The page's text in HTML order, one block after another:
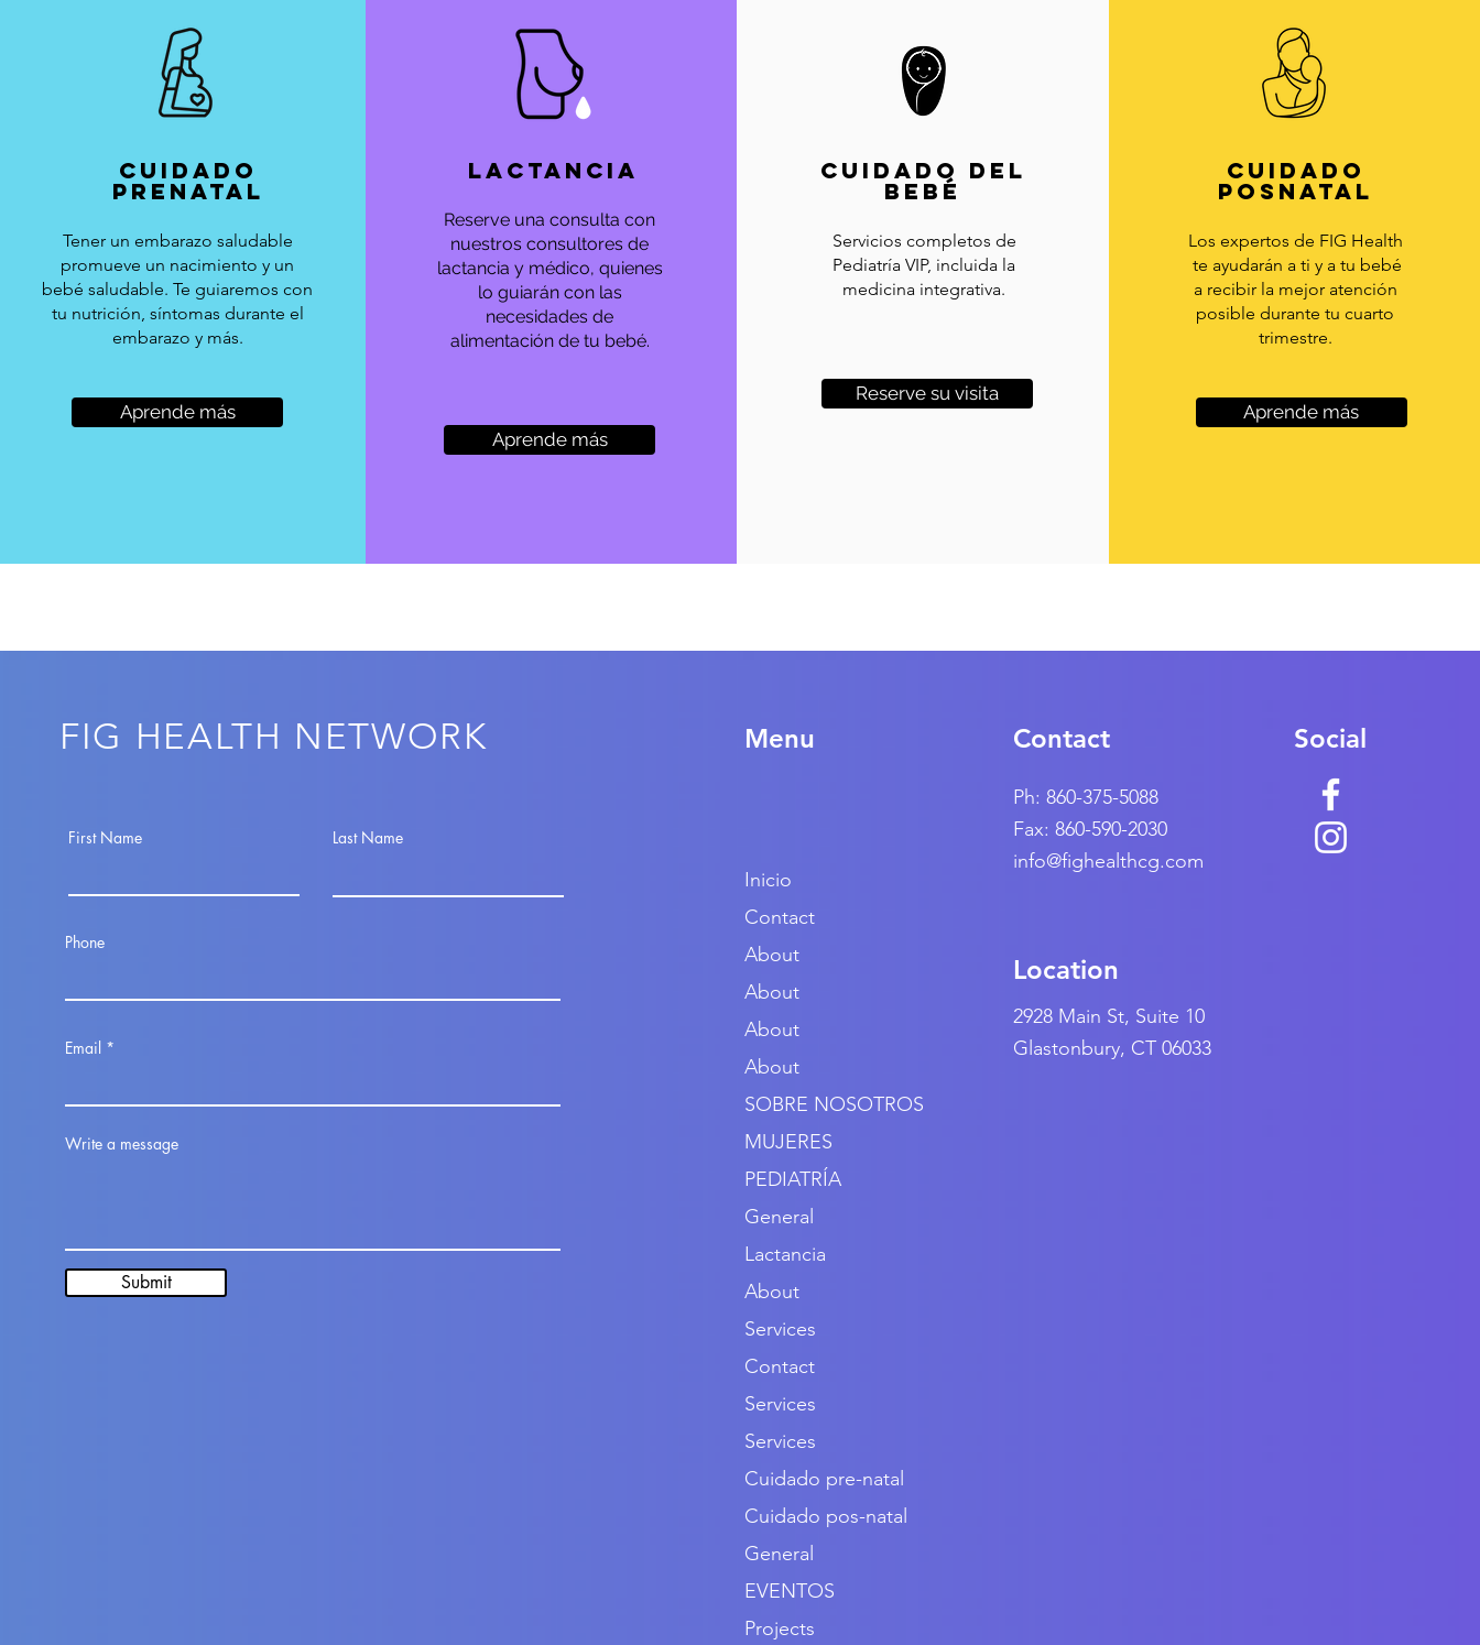
CUIDADO
PRENATAL
Tener un embarazo saludable
promueve un nacimiento y un
bebé saludable. Te guiaremos con
tu nutrición, síntomas durante el
embarazo y más.
Aprende más
LACTANCIA
Reserve una consulta con
nuestros consultores de
lactancia y médico, quienes
lo guiarán con las
necesidades de
alimentación de tu bebé.
Aprende más
CUIDADO DEL
BEBÉ
Servicios completos de
Pediatría VIP, incluida la
medicina integrativa.
Reserve su visita
CUIDADO
POSNATAL
Los expertos de FIG Health
te ayudarán a ti y a tu bebé
a recibir la mejor atención
posible durante tu cuarto
trimestre.
Aprende más
FIG HEALTH NETWORK
First Name Last Name
Phone
Email
Write a message
Submit
Menu
Inicio
Contact
About
About
About
About
SOBRE NOSOTROS
MUJERES
PEDIATRÍA
General
Lactancia
About
Services
Contact
Services
Services
Cuidado pre-natal
Cuidado pos-natal
General
EVENTOS
Projects
Social
Contact
Ph: 860-375-5088
Fax: 860-590-2030
info@fighealthcg.com
Location
2928 Main St, Suite 10
Glastonbury, CT 06033